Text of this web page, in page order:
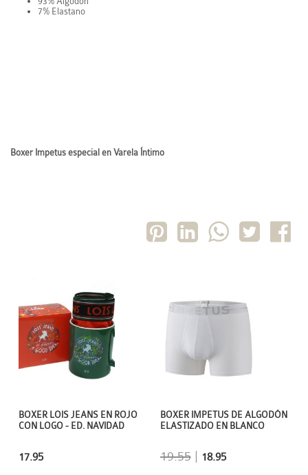
7% Elastano
Boxer Impetus especial en Varela Íntimo
BOXER IMPETUS DE ALGODÓN
ELASTIZADO EN BLANCO
19.55| 18.95
BOXER LOIS JEANS EN ROJO
CON LOGO - ED. NAVIDAD
17.95